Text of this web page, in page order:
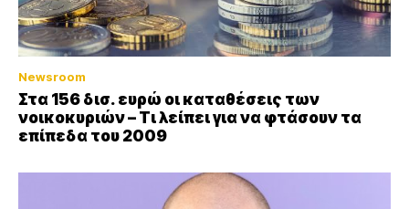
Newsroom
Στα 156 δισ. ευρώ οι καταθέσεις των
νοικοκυριών – Τι λείπει για να φτάσουν τα
επίπεδα του 2009